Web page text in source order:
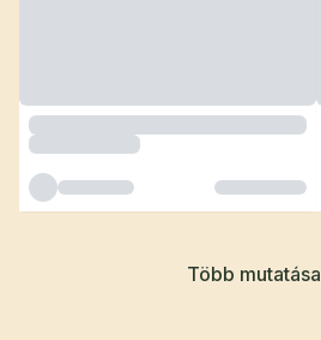
Több mutatása